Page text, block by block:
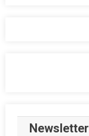
Newsletter